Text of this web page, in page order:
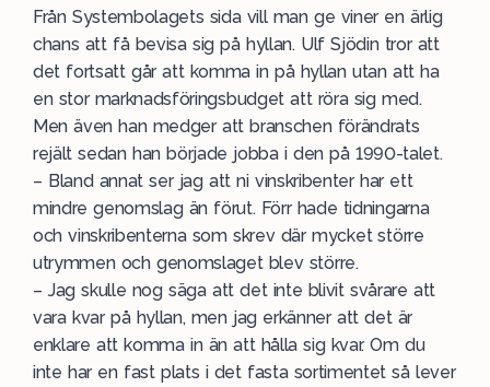
Från Systembolagets sida vill man ge viner en ärlig
chans att få bevisa sig på hyllan. Ulf Sjödin tror att
det fortsatt går att komma in på hyllan utan att ha
en stor marknadsföringsbudget att röra sig med.
Men även han medger att branschen förändrats
rejält sedan han började jobba i den på 1990-talet.
– Bland annat ser jag att ni vinskribenter har ett
mindre genomslag än förut. Förr hade tidningarna
och vinskribenterna som skrev där mycket större
utrymmen och genomslaget blev större.
– Jag skulle nog säga att det inte blivit svårare att
vara kvar på hyllan, men jag erkänner att det är
enklare att komma in än att hålla sig kvar. Om du
inte har en fast plats i det fasta sortimentet så lever